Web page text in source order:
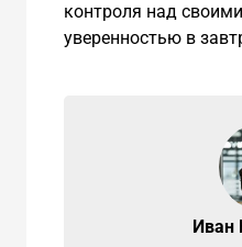
контроля над
уверенностью в
Иван